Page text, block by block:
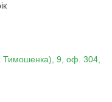
Тимошенка), 9, оф. 304,